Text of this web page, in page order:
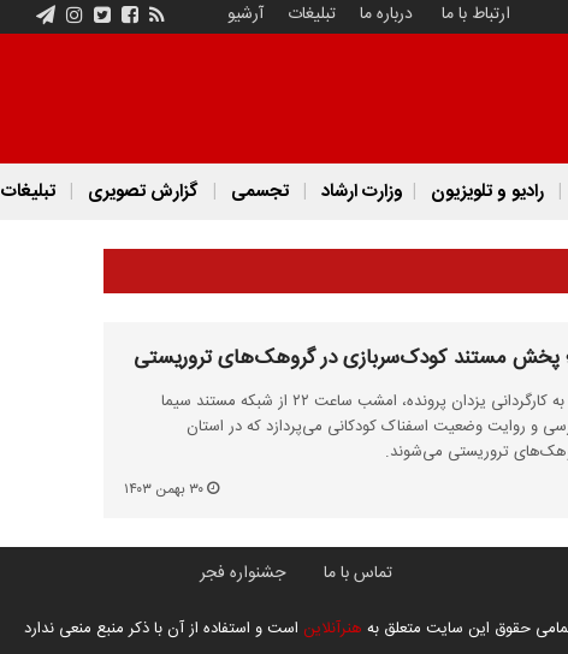
ارتباط با ما درباره ما تبلیغات آرشیو
رادیو و تلویزیون وزارت ارشاد تجسمی گزارش تصویری تبلیغات
پخش مستند کودک‌سربازی در گروهک‌های تروریستی
مستند «از کردستان تا ژنوستان» به کارگردانی یزدان پرونده، امشب ساعت ۲۲ از شبکه مستند سیما
و روایت وضعیت اسفناک کودکانی می‌پردازد که در استان
تروریستی می‌شوند.
۳۰ بهمن ۱۴۰۳
تماس با ما جشنواره فجر
حقوق این سایت متعلق به هنرآنلاین است و استفاده از آن با ذکر منبع منعی ندارد